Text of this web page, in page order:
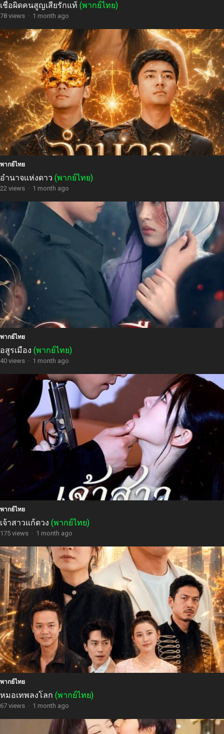
เชื่อผิดคนสูญเสียรักแท้ (พากย์ไทย)
78 views · 1 month ago
พากย์ไทย
อำนาจเเห่งดาว (พากย์ไทย)
22 views · 1 month ago
พากย์ไทย
อสูรเมือง (พากย์ไทย)
40 views · 1 month ago
พากย์ไทย
เจ้าสาวแก้ดวง (พากย์ไทย)
175 views · 1 month ago
พากย์ไทย
หมอเทพลงโลก (พากย์ไทย)
67 views · 1 month ago